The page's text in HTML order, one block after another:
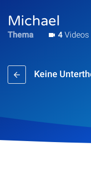
Michael
Thema 4 Videos
Keine